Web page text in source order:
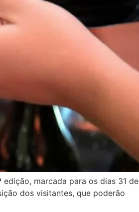
marcada para os dias 31 de
dos visitantes, que poderão